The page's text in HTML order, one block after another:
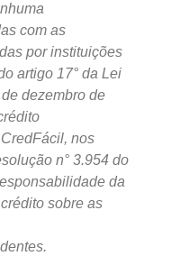
com as
por instituições
artigo 17° da Lei
dezembro de
nos
n° 3.954 do
da
sobre as